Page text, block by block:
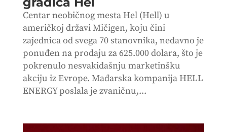
Centar neobičnog mesta Hel (Hell) u
američkoj državi Mičigen, koju čini
zajednica od svega 70 stanovnika, nedavno je
ponuđen na prodaju za 625.000 dolara, što je
pokrenulo nesvakidašnju marketinšku
akciju iz Evrope. Mađarska kompanija HELL
ENERGY poslala je zvaničnu,...